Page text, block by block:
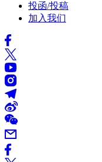
投函/投稿
加入我们